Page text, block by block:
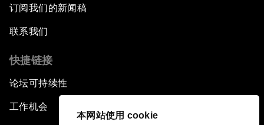
本网站使用 cookie
订阅我们的新闻稿
联系我们
快捷链接
论坛可持续性
工作机会